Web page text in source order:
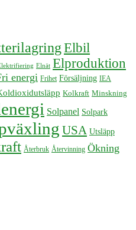
Elbil
Elnät Elproduktion
energi Frihet Försäljning IEA
Kolkraft Minskning
Solpanel Solpark
USA Utsläpp
Återbruk Återvinning Ökning